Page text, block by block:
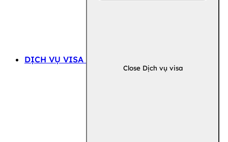
DỊCH VỤ VISA
Close Dịch vụ visa